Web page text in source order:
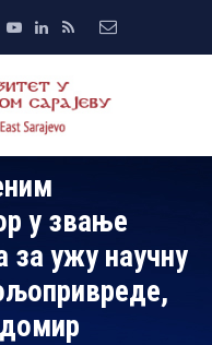
у звање
за ужу научну